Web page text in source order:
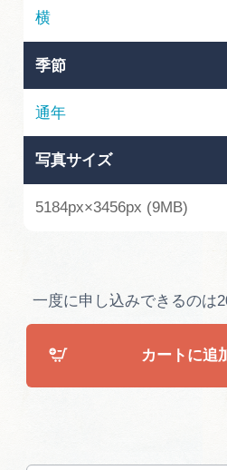
旅行会社・観光事業
運営組織
広告掲載
サイトポリシー
横
季節
通年
写真サイズ
5184px×3456px (9MB)
一度に申し込みできるのは
カートに追